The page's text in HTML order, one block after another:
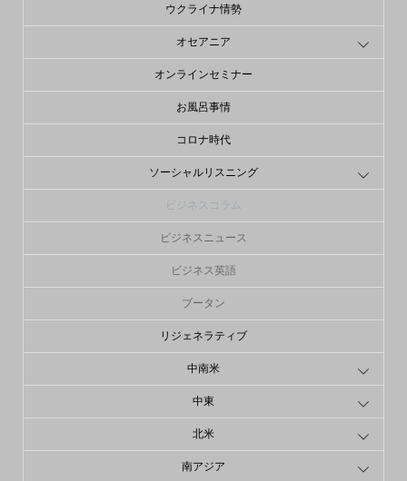
ウクライナ情勢
オセアニア
オンラインセミナー
お風呂事情
コロナ時代
ソーシャルリスニング
ビジネスコラム
ビジネスニュース
ビジネス英語
ブータン
リジェネラティブ
中南米
中東
北米
南アジア